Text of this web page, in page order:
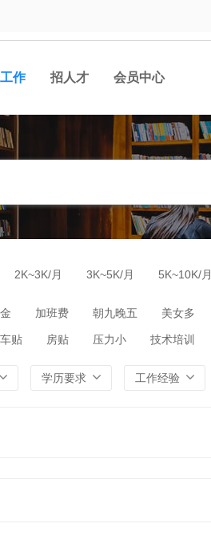
作 招人才 会员中心
2K~3K/月 3K~5K/月 5K~10K/月
加班费 朝九晚五 美女多
车贴 房贴 压力小 技术培训
学历要求 工作经验